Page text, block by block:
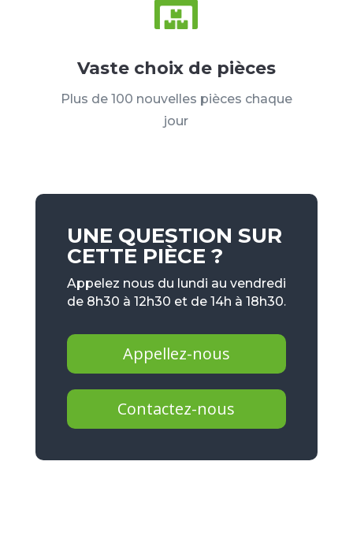
Vaste choix de pièces
Plus de 100 nouvelles pièces chaque
jour
UNE QUESTION SUR
CETTE PIÈCE ?
Appelez nous du lundi au vendredi
de 8h30 à 12h30 et de 14h à 18h30.
Appellez-nous
Contactez-nous